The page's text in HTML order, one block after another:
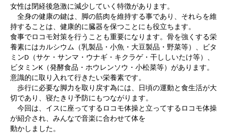
女性は閉経後急激に減少していく特徴があります。
全身の健康の鍵は、脚の筋肉を維持する事であり、それらを維
持することは、健康的に臓器を保つことにも役立ちます。
食事でロコモ対策を行うことも重要になります。骨を強くする栄
養素にはカルシウム（乳製品・小魚・大豆製品・野菜等）、ビタ
ミンD（サケ・サンマ・ウナギ・キクラゲ・干ししいたけ等）、
ビタミンK（発酵食品・ホウレンソウ・小松菜等）があります。
意識的に取り入れて行きたい栄養素です。
歩行に必要な脚力を取り戻す為には、日頃の運動と食生活が大
切であり、寝たきり予防にもつながります。
今回は、イスに座ってするロコモ体操と立ってするロコモ体操
が紹介され、みんなで音楽に合わせて体を
動かしました。